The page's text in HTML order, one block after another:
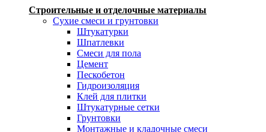
Строительные и отделочные материалы
Сухие смеси и грунтовки
Штукатурки
Шпатлевки
Смеси для пола
Цемент
Пескобетон
Гидроизоляция
Клей для плитки
Штукатурные сетки
Грунтовки
Монтажные и кладочные смеси